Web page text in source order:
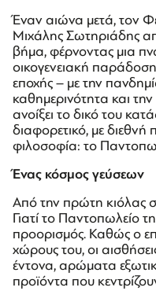
Έναν αιώνα μετά, τον
Μιχάλης Σωτηριάδης
βήμα, φέρνοντας μια
οικογενειακή
εποχής – με την
καθημερινότητα και
ανοίξει το δικό του
διαφορετικό, με
φιλοσοφία: το
Ένας κόσμος γεύσεων
Από την πρώτη κιόλας
Γιατί το Παντοπωλείο
προορισμός. Καθώς ο
χώρους του, οι
έντονα, αρώματα
προϊόντα που